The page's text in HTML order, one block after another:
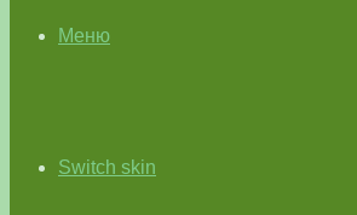
Меню
Switch skin